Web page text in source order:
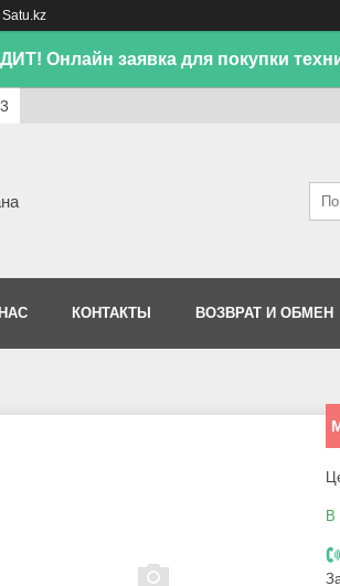
Онлайн заявка для покупки
КОНТАКТЫ ВОЗВРАТ И ОБМЕН
В